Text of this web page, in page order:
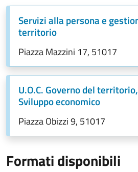
Servizi alla persona e
territorio
Piazza Mazzini 17, 51017
U.O.C. Governo del
Sviluppo economico
Piazza Obizzi 9, 51017
Formati disponibili